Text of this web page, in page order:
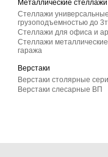
Металлические стеллажи
Стеллажи
грузоподъемностью до
Стеллажи для офиса и
Стеллажи
гаража
Верстаки
Верстаки столярные
Верстаки слесарные ВП